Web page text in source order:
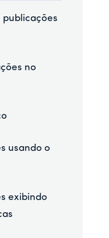
publicações
no
usando o
exibindo